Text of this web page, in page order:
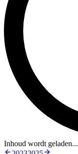
Inhoud wordt geladen...